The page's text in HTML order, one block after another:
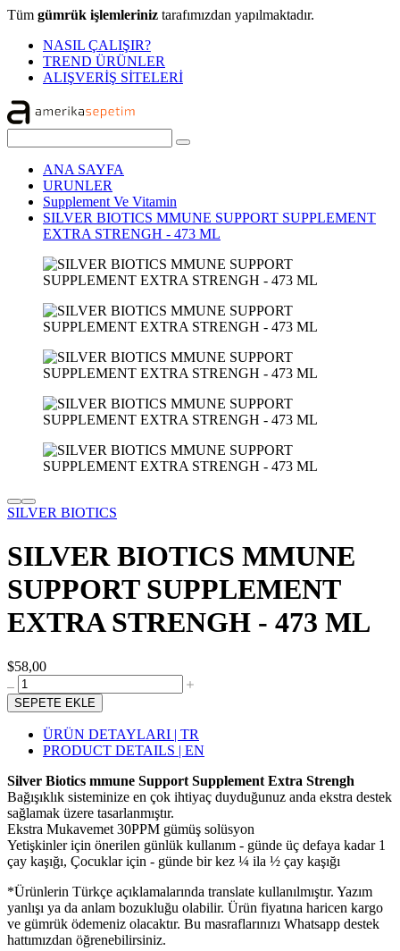
Tüm gümrük işlemleriniz tarafımızdan yapılmaktadır.
NASIL ÇALIŞIR?
TREND ÜRÜNLER
ALIŞVERİŞ SİTELERİ
ANA SAYFA
URUNLER
Supplement Ve Vitamin
SILVER BIOTICS MMUNE SUPPORT SUPPLEMENT
EXTRA STRENGH - 473 ML
SILVER BIOTICS
SILVER BIOTICS MMUNE
SUPPORT SUPPLEMENT
EXTRA STRENGH - 473 ML
$58,00
SEPETE EKLE
ÜRÜN DETAYLARI | TR
PRODUCT DETAILS | EN
Silver Biotics mmune Support Supplement Extra Strengh
Bağışıklık sisteminize en çok ihtiyaç duyduğunuz anda ekstra destek
sağlamak üzere tasarlanmıştır.
Ekstra Mukavemet 30PPM gümüş solüsyon
Yetişkinler için önerilen günlük kullanım - günde üç defaya kadar 1
çay kaşığı, Çocuklar için - günde bir kez ¼ ila ½ çay kaşığı
*Ürünlerin Türkçe açıklamalarında translate kullanılmıştır. Yazım
yanlışı ya da anlam bozukluğu olabilir. Ürün fiyatına haricen kargo
ve gümrük ödemeniz olacaktır. Bu masraflarınızı Whatsapp destek
hattımızdan öğrenebilirsiniz.